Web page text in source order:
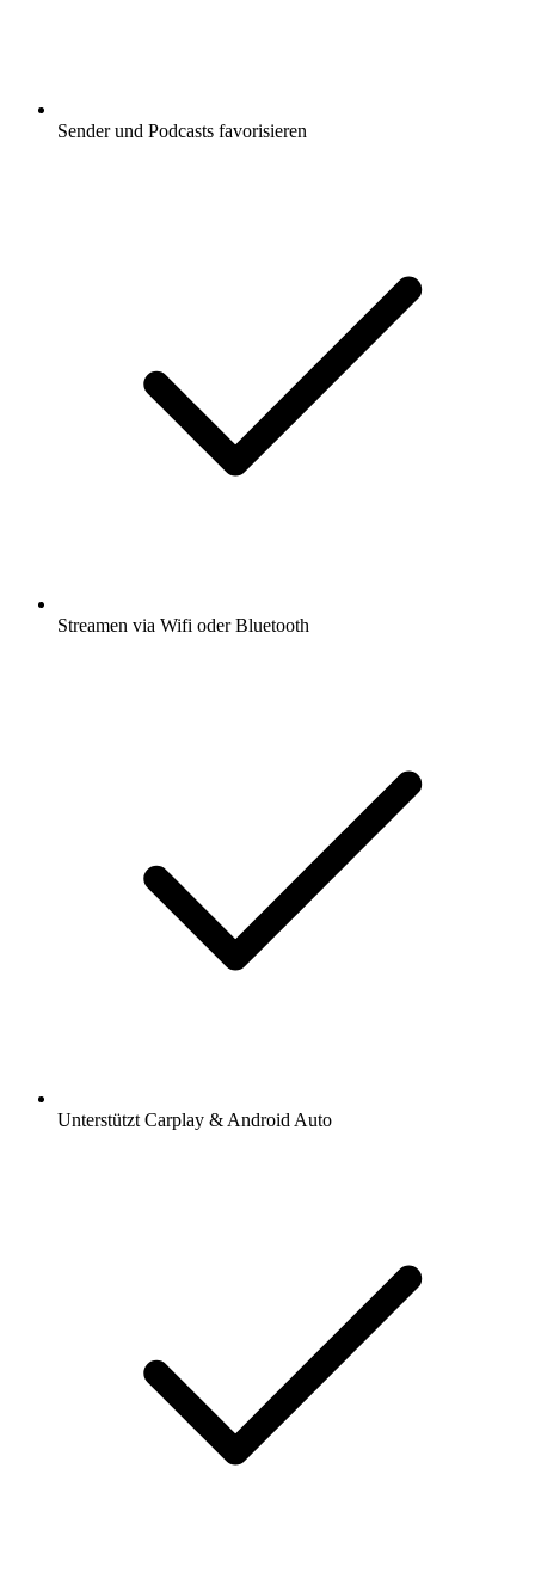
Sender und Podcasts favorisieren
Streamen via Wifi oder Bluetooth
Unterstützt Carplay & Android Auto